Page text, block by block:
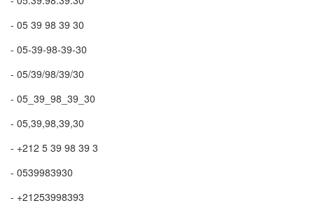
- 05 39 98 39 30
- 05-39-98-39-30
- 05/39/98/39/30
- 05_39_98_39_30
- 05,39,98,39,30
- +212 5 39 98 39 3
- 0539983930
- +21253998393